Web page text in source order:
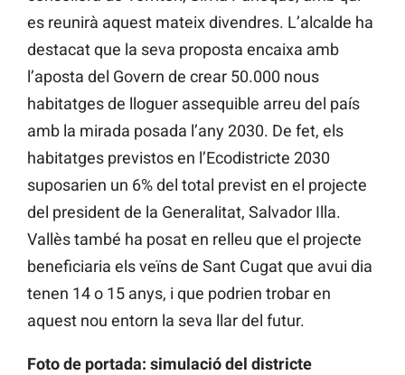
es reunirà aquest mateix divendres. L’alcalde ha
destacat que la seva proposta encaixa amb
l’aposta del Govern de crear 50.000 nous
habitatges de lloguer assequible arreu del país
amb la mirada posada l’any 2030. De fet, els
habitatges previstos en l’Ecodistricte 2030
suposarien un 6% del total previst en el projecte
del president de la Generalitat, Salvador Illa.
Vallès també ha posat en relleu que el projecte
beneficiaria els veïns de Sant Cugat que avui dia
tenen 14 o 15 anys, i que podrien trobar en
aquest nou entorn la seva llar del futur.
Foto de portada: simulació del districte